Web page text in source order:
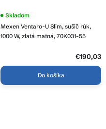
Mexen Ventaro-U Slim, sušič rúk,
1000 W, zlatá matná, 70K031-55
Skladom
€190,03
Do košíka